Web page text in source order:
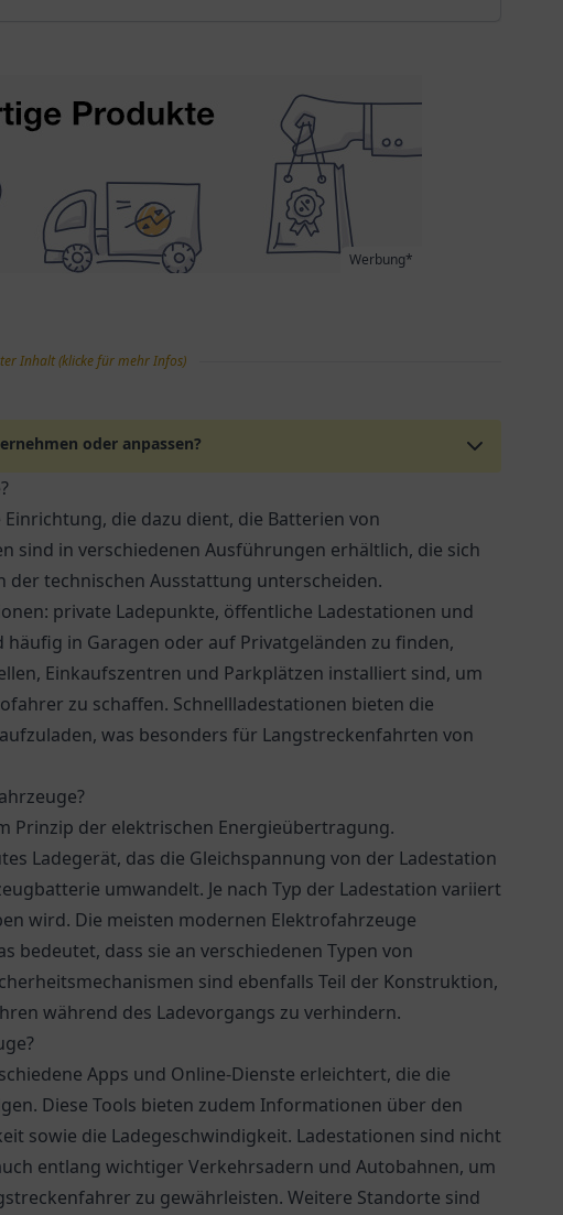
Werbung*
Inhalt (klicke für mehr Infos)
oder anpassen?
die dazu dient, die Batterien von
sind in verschiedenen Ausführungen erhältlich, die sich
der technischen Ausstattung unterscheiden.
private Ladepunkte, öffentliche Ladestationen und
in Garagen oder auf Privatgeländen zu finden,
Einkaufszentren und Parkplätzen installiert sind, um
zu schaffen. Schnellladestationen bieten die
was besonders für Langstreckenfahrten von
Prinzip der elektrischen Energieübertragung.
Ladegerät, das die Gleichspannung von der Ladestation
umwandelt. Je nach Typ der Ladestation variiert
wird. Die meisten modernen Elektrofahrzeuge
bedeutet, dass sie an verschiedenen Typen von
sind ebenfalls Teil der Konstruktion,
während des Ladevorgangs zu verhindern.
Apps und Online-Dienste erleichtert, die die
Diese Tools bieten zudem Informationen über den
sowie die Ladegeschwindigkeit. Ladestationen sind nicht
entlang wichtiger Verkehrsadern und Autobahnen, um
zu gewährleisten. Weitere Standorte sind